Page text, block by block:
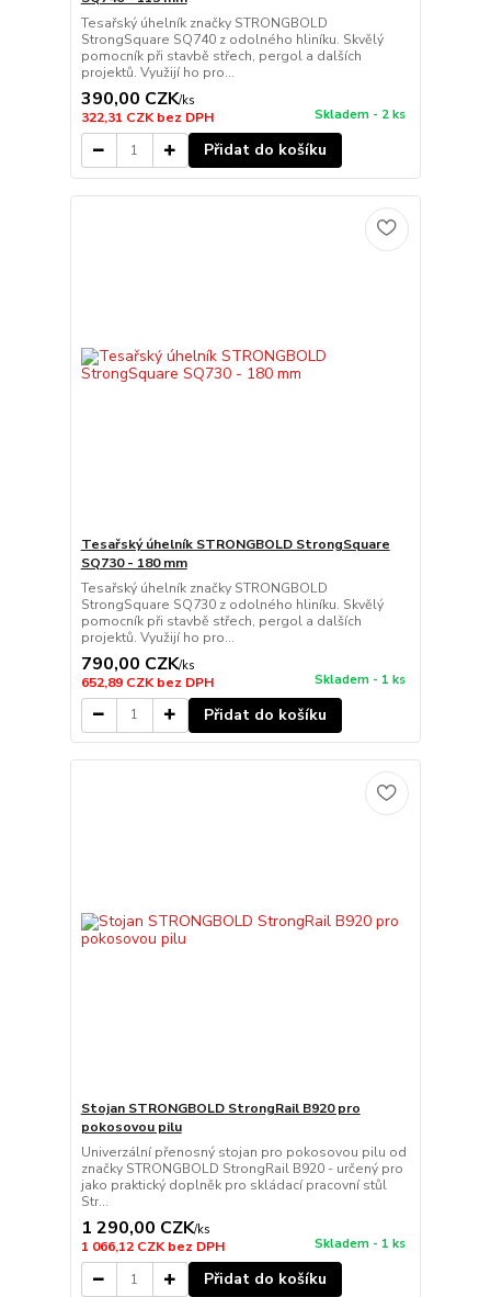
Tesařský úhelník značky STRONGBOLD
StrongSquare SQ740 z odolného hliníku. Skvělý
pomocník při stavbě střech, pergol a dalších
projektů. Využijí ho pro...
390,00 CZK/ks
322,31 CZKbez DPH Skladem - 2 ks
Přidat do košíku
Tesařský úhelník STRONGBOLD StrongSquare
SQ730 - 180 mm
Tesařský úhelník značky STRONGBOLD
StrongSquare SQ730 z odolného hliníku. Skvělý
pomocník při stavbě střech, pergol a dalších
projektů. Využijí ho pro...
790,00 CZK/ks
652,89 CZKbez DPH Skladem - 1 ks
Přidat do košíku
Stojan STRONGBOLD StrongRail B920 pro
pokosovou pilu
Univerzální přenosný stojan pro pokosovou pilu od
značky STRONGBOLD StrongRail B920 - určený pro
jako praktický doplněk pro skládací pracovní stůl
Str...
1 290,00 CZK/ks
1 066,12 CZKbez DPH Skladem - 1 ks
Přidat do košíku